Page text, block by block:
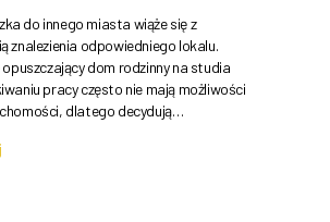
do innego miasta wiąże się z
znalezienia odpowiedniego lokalu.
opuszczający dom rodzinny na studia
pracy często nie mają możliwości
dlatego decydują…